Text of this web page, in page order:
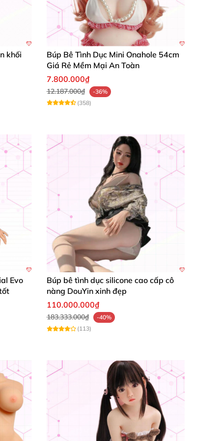
tình thực sự.
, đàn hồi, thân thiện
hệ.
để tăng cảm giác phấn khích khi “nhập cuộc”.
hoa”.
thật – như đang được “mơn trớn”bởi một
khối
Búp Bê Tình Dục Mini Onahole 54cm
Giá Rẻ Mềm Mại An Toàn
7.800.000₫
12.187.000₫
-36%
(358)
Evo
Búp bê tình dục silicone cao cấp cô
nàng DouYin xinh đẹp
110.000.000₫
183.333.000₫
-40%
(113)